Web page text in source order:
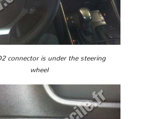
connector is under the steering
wheel